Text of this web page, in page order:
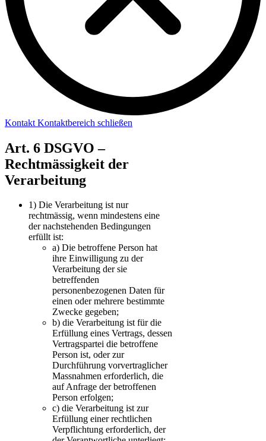
Kontakt Kontaktbereich schließen
Art. 6 DSGVO –
Rechtmässigkeit der
Verarbeitung
1) Die Verarbeitung ist nur
rechtmässig, wenn mindestens eine
der nachstehenden Bedingungen
erfüllt ist:
a) Die betroffene Person hat
ihre Einwilligung zu der
Verarbeitung der sie
betreffenden
personenbezogenen Daten für
einen oder mehrere bestimmte
Zwecke gegeben;
b) die Verarbeitung ist für die
Erfüllung eines Vertrags, dessen
Vertragspartei die betroffene
Person ist, oder zur
Durchführung vorvertraglicher
Massnahmen erforderlich, die
auf Anfrage der betroffenen
Person erfolgen;
c) die Verarbeitung ist zur
Erfüllung einer rechtlichen
Verpflichtung erforderlich, der